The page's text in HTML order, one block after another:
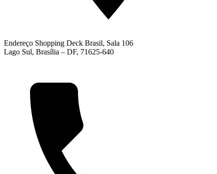
Endereço Shopping Deck Brasil, Sala 106
Lago Sul, Brasília – DF, 71625-640